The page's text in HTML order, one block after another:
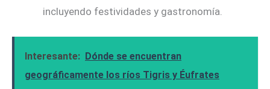
incluyendo festividades y gastronomía.
Interesante: Dónde se encuentran
geográficamente los ríos Tigris y Éufrates